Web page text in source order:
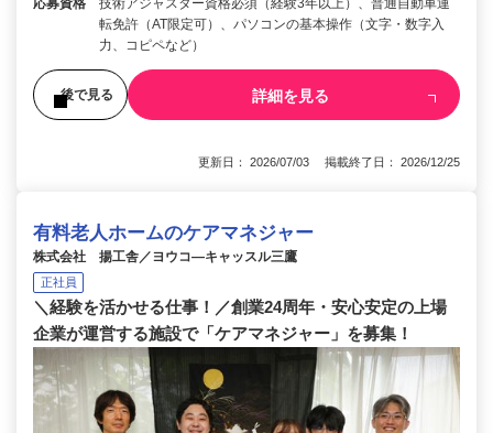
転免許（AT限定可）、パソコンの基本操作（文字・数字入
力、コピペなど）
後で見る 詳細を見る
更新日： 2026/07/03 掲載終了日： 2026/12/25
有料老人ホームのケアマネジャー
株式会社 揚工舎／ヨウコ―キャッスル三鷹
正社員
＼経験を活かせる仕事！／創業24周年・安心安定の上場
企業が運営する施設で「ケアマネジャー」を募集！